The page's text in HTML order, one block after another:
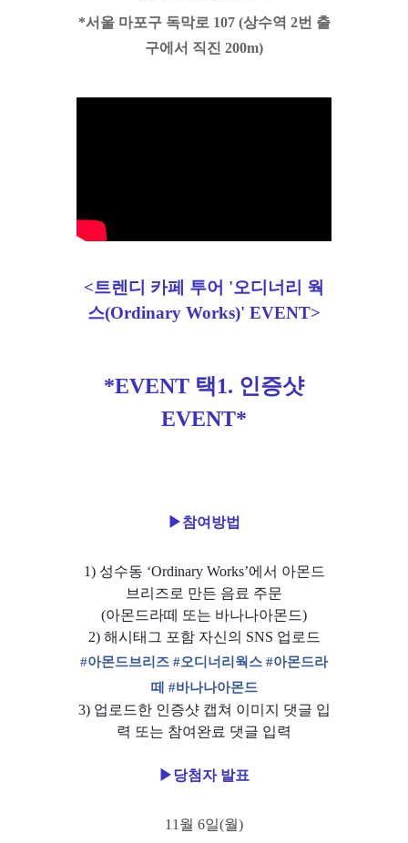
*서울 마포구 독막로 107 (상수역 2번 출
구에서 직진 200m)
<트렌디 카페 투어 '오디너리 웍
스(Ordinary Works)' EVENT>
*EVENT 택1. 인증샷
EVENT*
▶참여방법
1) 성수동 ‘Ordinary Works’에서 아몬드
브리즈로 만든 음료 주문
(아몬드라떼 또는 바나나아몬드)
2) 해시태그 포함 자신의 SNS 업로드
#아몬드브리즈 #오디너리웍스 #아몬드라
떼 #바나나아몬드
3) 업로드한 인증샷 캡쳐 이미지 댓글 입
력 또는 참여완료 댓글 입력
▶당첨자 발표
11월 6일(월)